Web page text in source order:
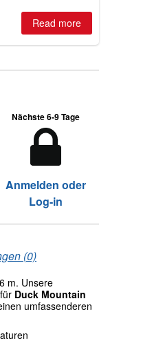
still open.
Read more
Nächste 6-9 Tage
Anmelden oder
Log-in
(0)
m. Unsere
Duck Mountain
umfassenderen